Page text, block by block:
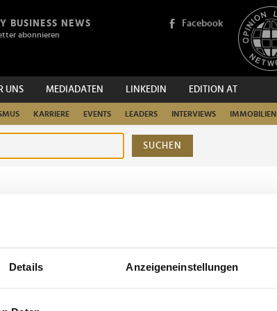
Details Anzeigeneinstellungen
BUSINESS NEWS
abonnieren
Facebook
UNS MEDIADATEN LINKEDIN EDITION AT
KARRIERE EVENTS LEADERS INTERVIEWS IMMOBILIEN
SUCHEN